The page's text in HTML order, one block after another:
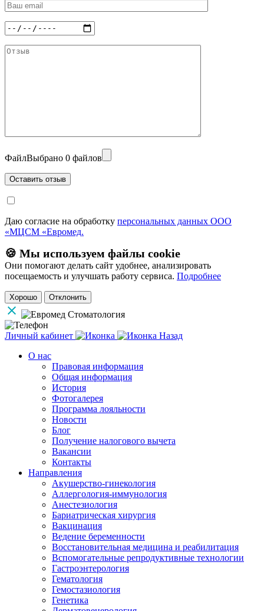
ФайлВыбрано 0 файлов
Даю согласие на обработку персональных данных ООО
«МЦСМ «Евромед.
🍪 Мы используем файлы cookie
Они помогают делать сайт удобнее, анализировать
посещаемость и улучшать работу сервиса. Подробнее
Хорошо Отклонить
Личный кабинет
Назад
О нас
Правовая информация
Общая информация
История
Фотогалерея
Программа лояльности
Новости
Блог
Получение налогового вычета
Вакансии
Контакты
Направления
Акушерство-гинекология
Аллергология-иммунология
Анестезиология
Бариатрическая хирургия
Вакцинация
Ведение беременности
Восстановительная медицина и реабилитация
Вспомогательные репродуктивные технологии
Гастроэнтерология
Гематология
Гемостазиология
Генетика